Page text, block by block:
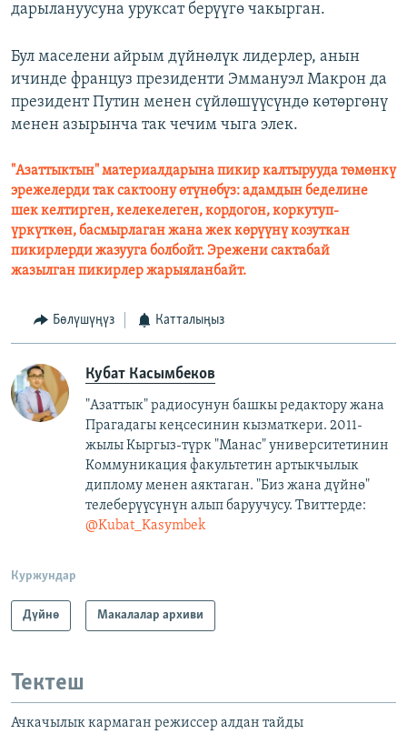
дарылануусуна уруксат берүүгө чакырган.
Бул маселени айрым дүйнөлүк лидерлер, анын
ичинде француз президенти Эммануэл Макрон да
президент Путин менен сүйлөшүүсүндө көтөргөнү
менен азырынча так чечим чыга элек.
"Азаттыктын" материалдарына пикир калтырууда төмөнкү
эрежелерди так сактоону өтүнөбүз: адамдын беделине
шек келтирген, келекелеген, кордогон, коркутуп-
үркүткөн, басмырлаган жана жек көрүүнү козуткан
пикирлерди жазууга болбойт. Эрежени сактабай
жазылган пикирлер жарыяланбайт.​
Бөлүшүңүз Катталыңыз
Кубат Касымбеков
"Азаттык" радиосунун башкы редактору жана
Прагадагы кеңсесинин кызматкери. 2011-
жылы Кыргыз-түрк "Манас" университетинин
Коммуникация факультетин артыкчылык
диплому менен аяктаган. "Биз жана дүйнө"
телеберүүсүнүн алып баруучусу. Твиттерде:
@Kubat_Kasymbek
Куржундар
Дүйнө Макалалар архиви
Тектеш
Ачкачылык кармаган режиссер алдан тайды